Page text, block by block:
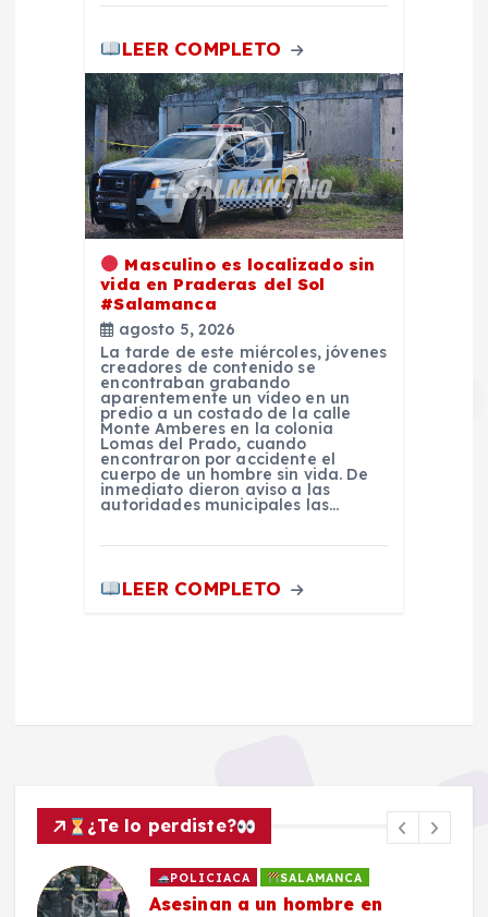
LEER COMPLETO
Masculino es localizado sin
vida en Praderas del Sol
#Salamanca
agosto 5, 2026
La tarde de este miércoles, jóvenes
creadores de contenido se
encontraban grabando
aparentemente un vídeo en un
predio a un costado de la calle
Monte Amberes en la colonia
Lomas del Prado, cuando
encontraron por accidente el
cuerpo de un hombre sin vida. De
inmediato dieron aviso a las
autoridades municipales las…
LEER COMPLETO
¿Te lo perdiste?
POLICIACA SALAMANCA
Asesinan a un hombre en